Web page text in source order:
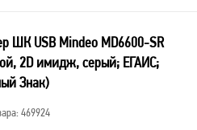
ШК USB Mindeo MD6600-SR
2D имидж, серый; ЕГАИС;
Знак)
469924